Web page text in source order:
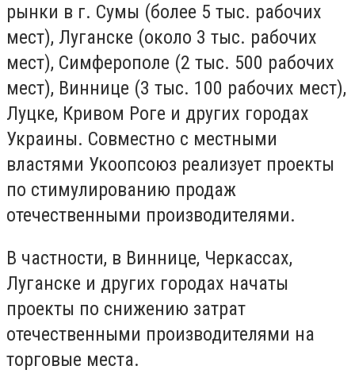
рынки в г. Сумы (более 5 тыс. рабочих
мест), Луганске (около 3 тыс. рабочих
мест), Симферополе (2 тыс. 500 рабочих
мест), Виннице (3 тыс. 100 рабочих мест),
Луцке, Кривом Роге и других городах
Украины. Совместно с местными
властями Укоопсоюз реализует проекты
по стимулированию продаж
отечественными производителями.
В частности, в Виннице, Черкассах,
Луганске и других городах начаты
проекты по снижению затрат
отечественными производителями на
торговые места.